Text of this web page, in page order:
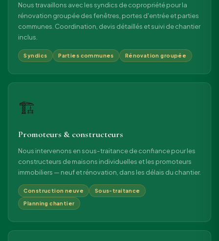
Nous travaillons avec les syndics de copropriété pour la
rénovation groupée des fenêtres, portes d'entrée et parties
communes. Coordination, devis détaillés et suivi de chantier
inclus.
Syndics Parties communes Rénovation groupée
🏗
Promoteurs & constructeurs
Nous intervenons en sous-traitance de confiance pour les
constructeurs de maisons individuelles et les promoteurs
immobiliers — neuf et rénovation, dans les délais du chantier.
Construction neuve Sous-traitance
Planning chantier